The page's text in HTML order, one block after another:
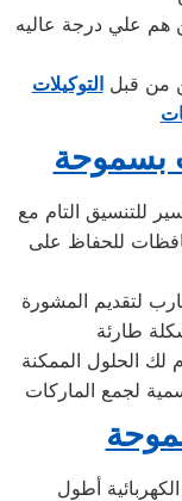
علي درجة عاليه
من قبلالتوكيلات
بسموحة
للتنسيق التام مع
للحفاظ على
لتقديم المشورة
طارئة
الحلول الممكنة
لجمع الماركات
أطول